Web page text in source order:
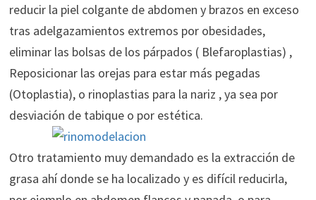
reducir la piel colgante de abdomen y brazos en exceso
tras adelgazamientos extremos por obesidades,
eliminar las bolsas de los párpados ( Blefaroplastias) ,
Reposicionar las orejas para estar más pegadas
(Otoplastia), o rinoplastias para la nariz , ya sea por
desviación de tabique o por estética.
Otro tratamiento muy demandado es la extracción de
grasa ahí donde se ha localizado y es difícil reducirla,